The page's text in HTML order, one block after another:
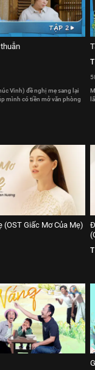
Vinh) đề nghị mẹ sang lại
mình có tiền mở văn phòng
(OST Giấc Mơ Của Mẹ)